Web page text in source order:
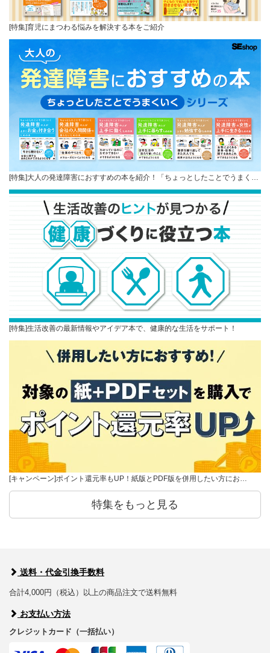
[特集]育児にまつわる悩みを解決する本をご紹介
[特集]大人の発達障害におすすめの本を紹介！「ちょっとしたことでうまく…
[特集]生活改善の最新情報やアイデア本で、健康的な生活をサポート！
[キャンペーン]ポイント還元率もUP！紙版とPDF版を併用したい方にお…
特集をもっと見る
送料・代金引換手数料
合計4,000円（税込）以上の商品注文で送料無料
お支払い方法
クレジットカード（一括払い）